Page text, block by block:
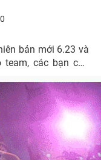
bản mới 6.23 và
các bạn cần